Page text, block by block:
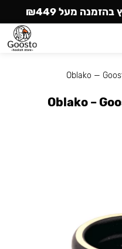
Oblako —
Oblako –
מעל ₪449